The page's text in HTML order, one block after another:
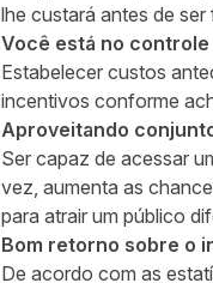
lhe custará antes de ser
Você está no
Estabelecer custos
incentivos conforme
Aproveitando
Ser capaz de acessar
vez, aumenta as
para atrair um público
Bom retorno sobre o
De acordo com as